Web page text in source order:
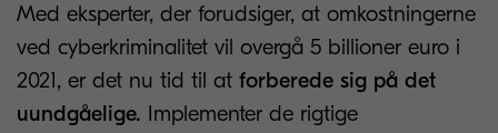
Med eksperter, der forudsiger, at omkostningerne
ved cyberkriminalitet vil overgå 5 billioner euro i
2021, er det nu tid til at forberede sig på det
uundgåelige. Implementer de rigtige